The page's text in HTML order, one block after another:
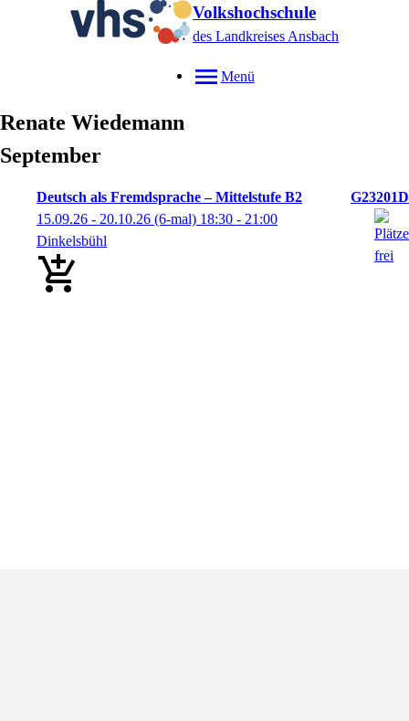
Volkshochschule
des Landkreises Ansbach
Menü
Renate Wiedemann
September
Deutsch als Fremdsprache – Mittelstufe B2
G23201D
15.09.26 - 20.10.26 (6-mal) 18:30 - 21:00
Dinkelsbühl